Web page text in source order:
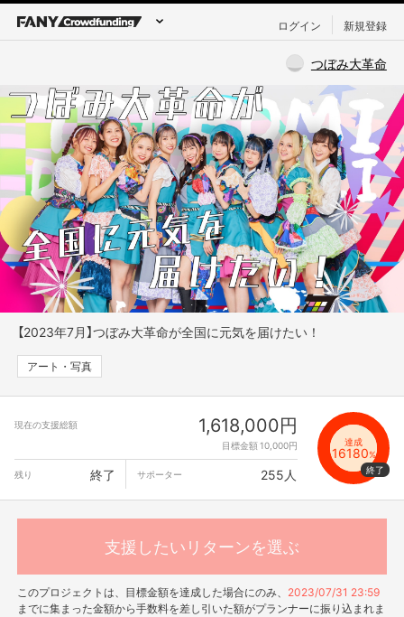
ログイン 新規登録
つぼみ大革命
【2023年7月】つぼみ大革命が全国に元気を届けたい！
アート・写真
現在の支援総額 1,618,000円
目標金額 10,000円 達成
16180%
残り
終了 サポーター 255人
支援したいリターンを選ぶ
このプロジェクトは、目標金額を達成した場合にのみ、 2023/07/31 23:59
までに集まった金額から手数料を差し引いた額がプランナーに振り込まれま